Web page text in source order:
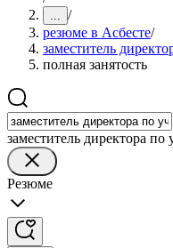
... /
резюме в Асбесте/
заместитель
полная занятость
заместитель директора по
Резюме